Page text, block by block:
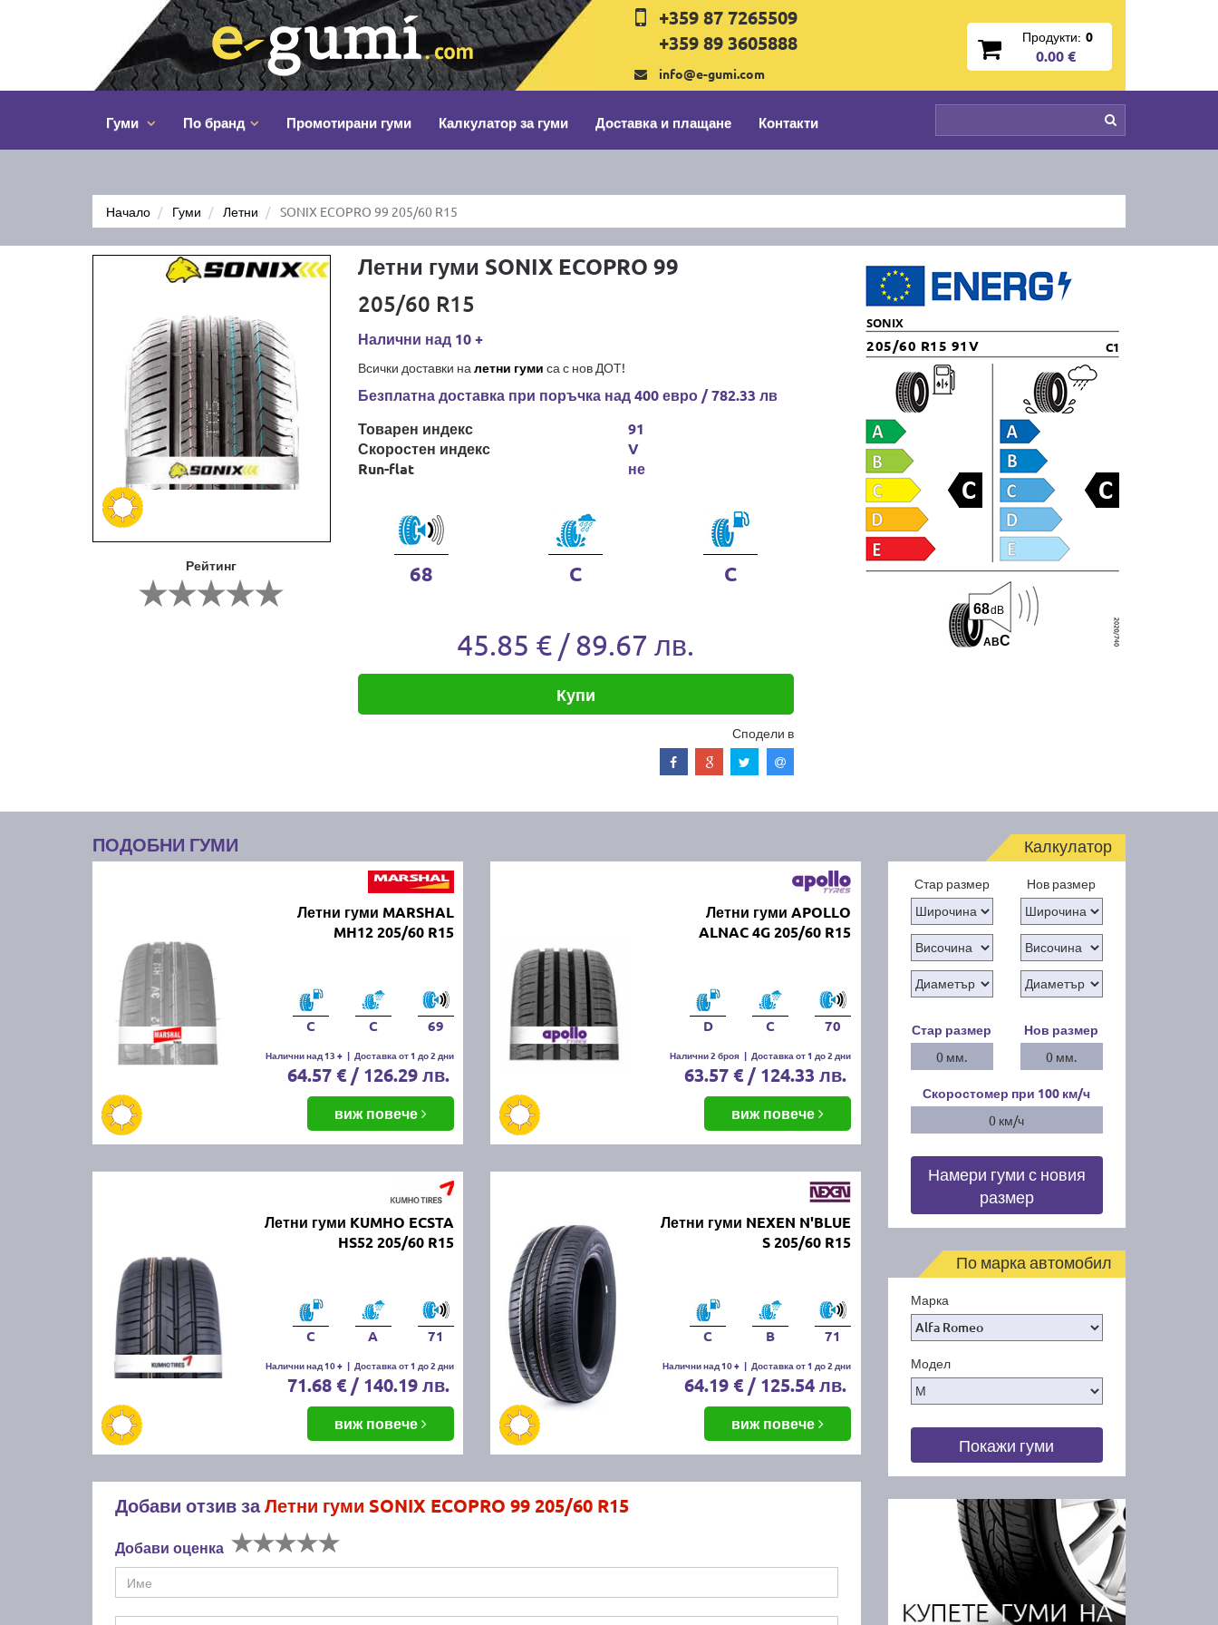
+359 87 7265509
+359 89 3605888
info@e-gumi.com
Продукти: 0
0.00 €
Гуми По бранд Промотирани гуми Калкулатор за гуми Доставка и плащане Контакти
Начало Гуми Летни SONIX ECOPRO 99 205/60 R15
Рейтинг
Летни гуми SONIX ECOPRO 99
205/60 R15
Налични над 10 +
Всички доставки на летни гуми са с нов ДОТ!
Безплатна доставка при поръчка над 400 евро / 782.33 лв
Товарен индекс
Скоростен индекс
Run-flat
91
V
не
68 C C
45.85 € / 89.67 лв.
Купи
Сподели в
SONIX
205/60 R15 91V C1
ABC
68dB
ПОДОБНИ ГУМИ
Летни гуми MARSHAL
MH12 205/60 R15
C C 69
Налични над 13 + | Доставка от 1 до 2 дни
64.57 € / 126.29 лв.
виж повече
Летни гуми APOLLO
ALNAC 4G 205/60 R15
D C 70
Налични 2 броя | Доставка от 1 до 2 дни
63.57 € / 124.33 лв.
виж повече
Летни гуми KUMHO ECSTA
HS52 205/60 R15
C A 71
Налични над 10 + | Доставка от 1 до 2 дни
71.68 € / 140.19 лв.
виж повече
Летни гуми NEXEN N'BLUE
S 205/60 R15
C B 71
Налични над 10 + | Доставка от 1 до 2 дни
64.19 € / 125.54 лв.
виж повече
Добави отзив заЛетни гуми SONIX ECOPRO 99 205/60 R15
Добави оценка
Калкулатор
Стар размер Нов размер
Стар размер
0 мм.
Нов размер
0 мм.
Скоростомер при 100 км/ч
0 км/ч
Намери гуми с новия
размер
По марка автомобил
Марка
Модел
Покажи гуми